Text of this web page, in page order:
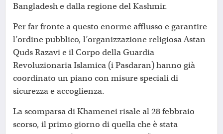
Bangladesh e dalla regione del Kashmir.
Per far fronte a questo enorme afflusso e garantire
l’ordine pubblico, l’organizzazione religiosa Astan
Quds Razavi e il Corpo della Guardia
Revoluzionaria Islamica (i Pasdaran) hanno già
coordinato un piano con misure speciali di
sicurezza e accoglienza.
La scomparsa di Khamenei risale al 28 febbraio
scorso, il primo giorno di quella che è stata